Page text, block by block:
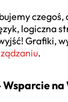
logiczna
Grafiki,
.
na